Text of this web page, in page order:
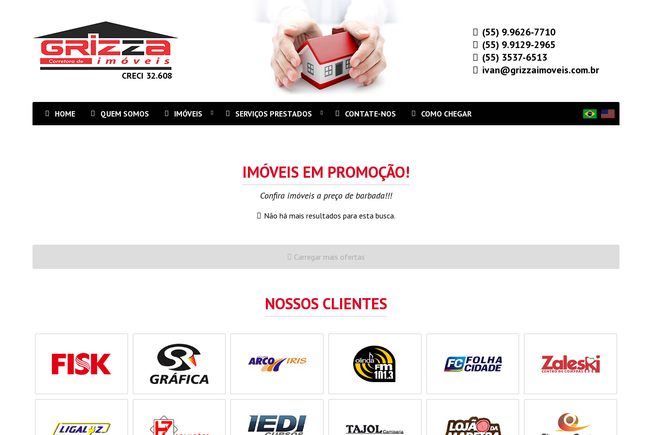
CRECI 32.608
(55) 9.9626-7710
(55) 9.9129-2965
(55) 3537-6513
ivan@grizzaimoveis.com.br
HOME QUEM SOMOS IMÓVEIS SERVIÇOS PRESTADOS CONTATE-NOS COMO CHEGAR
IMÓVEIS EM PROMOÇÃO!
Confira imóveis a preço de barbada!!!
Não há mais resultados para esta busca.
Carregar mais ofertas
NOSSOS CLIENTES